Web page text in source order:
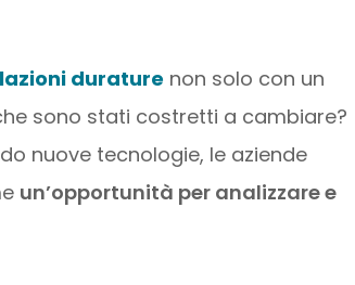
durature non solo con un
sono stati costretti a cambiare?
nuove tecnologie, le aziende
un’opportunità per analizzare e